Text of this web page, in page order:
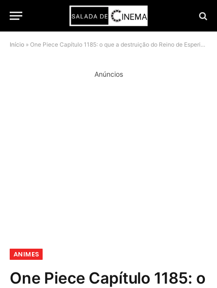
Início » One Piece Capítulo 1185: o que a destruição do Reino de Esperia revela sobre Brook
Anúncios
ANIMES
One Piece Capítulo 1185: o